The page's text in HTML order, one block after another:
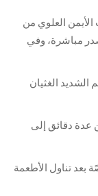
العلوي من
مباشرة، وفي
الغثيان
عدة دقائق إلى
تناول الأطعمة